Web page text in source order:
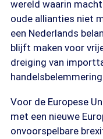
wereld waarin
oude allianties niet
een Nederlands
blijft maken voor
dreiging van
Voor de Europese
met een nieuwe
onvoorspelbare